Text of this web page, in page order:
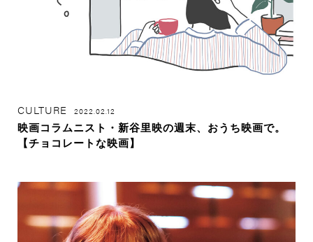
CULTURE 2022.02.12
映画コラムニスト・新谷里映の週末、おうち映画で。
【チョコレートな映画】